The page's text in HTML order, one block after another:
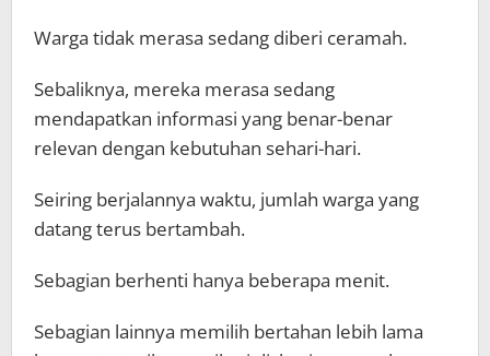
Warga tidak merasa sedang diberi ceramah.
Sebaliknya, mereka merasa sedang
mendapatkan informasi yang benar-benar
relevan dengan kebutuhan sehari-hari.
Seiring berjalannya waktu, jumlah warga yang
datang terus bertambah.
Sebagian berhenti hanya beberapa menit.
Sebagian lainnya memilih bertahan lebih lama